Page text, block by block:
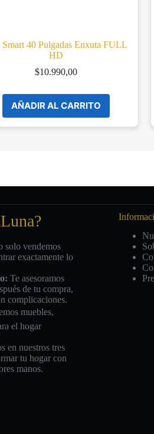
Smart 40 Pulgadas Enxuta FULL
HD
$10.990,00
AÑADIR AL CARRITO
solo vendemos
exactamente lo
Te asesoramos
de tu compra,
complicaciones.
muebles,
el hogar
en nuestros tres
tu hogar con
manos.